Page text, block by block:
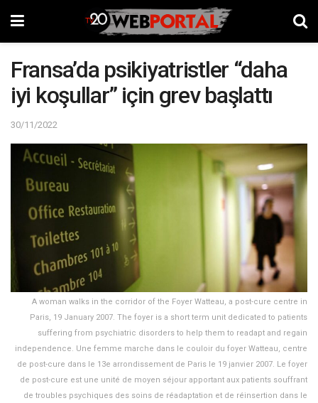
Fransa’da psikiyatristler “daha
iyi koşullar” için grev başlattı
30/11/2022
A woman walks in the corridor of the Foyer Watteau, a post-cure centre in
Paris, 19 January 2007. The foyer is a short term unit dedicated to patients
suffering from psychiatric disorders to help them to readapt and regain
independence. Une femme marche dans le couloir du foyer Watteau, centre
de post-cure dans le 13e arrondissement de Paris le 19 janvier 2007. Le foyer
de post-cure est une unité de moyen séjour apportant aux patients souffrant
de troubles psychiques des soins de réadaptation et de réinsertion dans le